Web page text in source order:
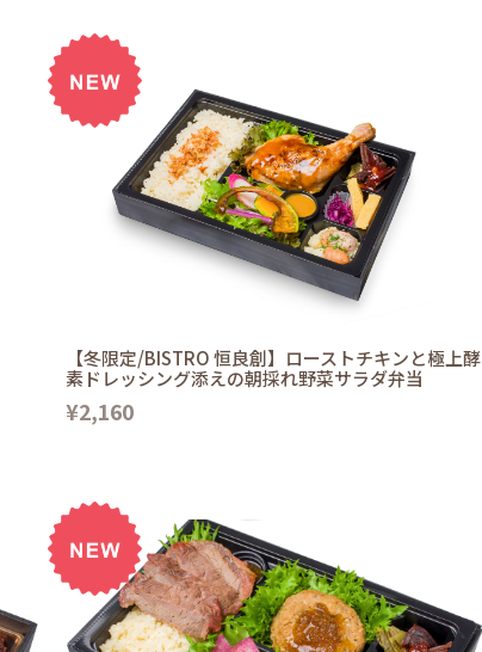
【冬限定/BISTRO 恒良創】ローストチキンと極上酵
素ドレッシング添えの朝採れ野菜サラダ弁当
¥2,160